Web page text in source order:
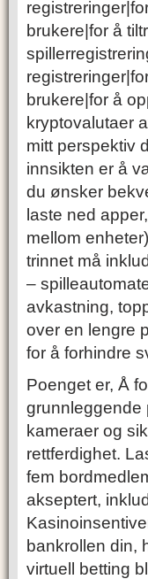
brukere|for å
brukere|for å
kryptovalutaer
mitt perspektiv
innsikten er å
du ønsker
laste ned
mellom
trinnet må
–
avkastning,
over en lengre
for å forhindre
Poenget er, Å
grunnleggende
kameraer og
rettferdighet.
fem
akseptert,
bankrollen din,
virtuell betting